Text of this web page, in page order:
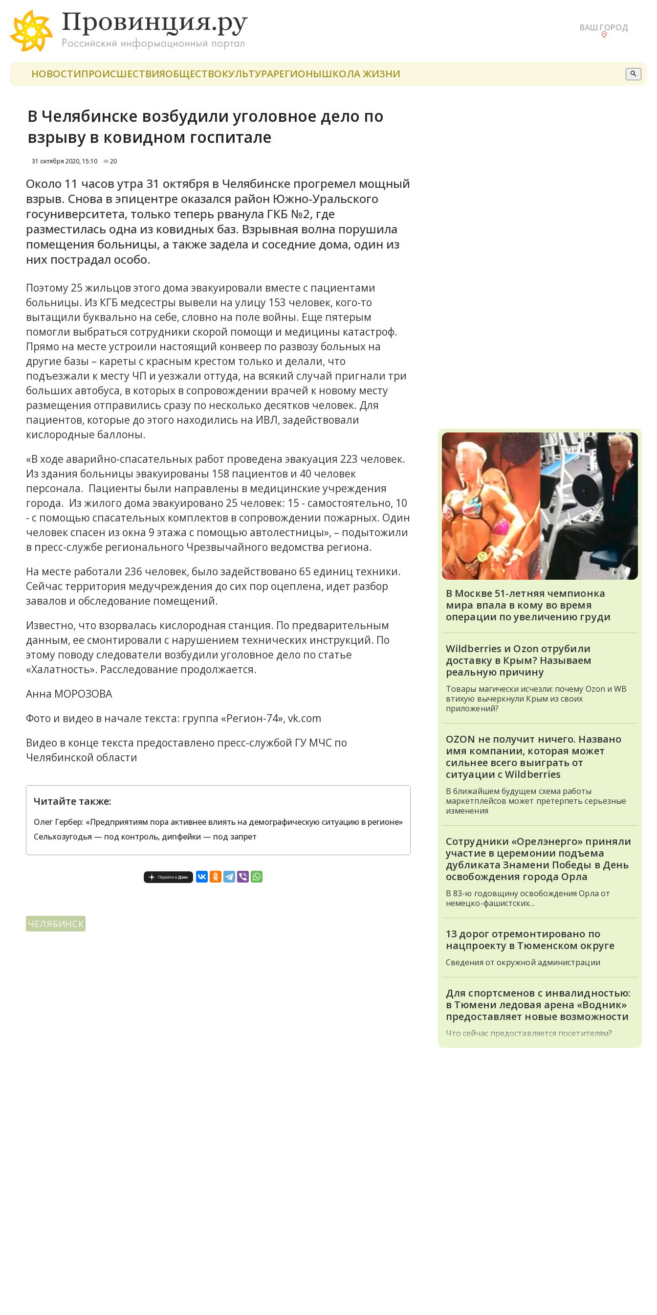
ВАШ ГОРОД
НОВОСТИПРОИСШЕСТВИЯОБЩЕСТВОКУЛЬТУРАРЕГИОНЫШКОЛА ЖИЗНИ
В Челябинске возбудили уголовное дело по
взрыву в ковидном госпитале
31 октября 2020, 15:10 20
Около 11 часов утра 31 октября в Челябинске прогремел мощный
взрыв. Снова в эпицентре оказался район Южно-Уральского
госуниверситета, только теперь рванула ГКБ №2, где
разместилась одна из ковидных баз. Взрывная волна порушила
помещения больницы, а также задела и соседние дома, один из
них пострадал особо.
Поэтому 25 жильцов этого дома эвакуировали вместе с пациентами
больницы. Из КГБ медсестры вывели на улицу 153 человек, кого-то
вытащили буквально на себе, словно на поле войны. Еще пятерым
помогли выбраться сотрудники скорой помощи и медицины катастроф.
Прямо на месте устроили настоящий конвеер по развозу больных на
другие базы – кареты с красным крестом только и делали, что
подъезжали к месту ЧП и уезжали оттуда, на всякий случай пригнали три
больших автобуса, в которых в сопровождении врачей к новому месту
размещения отправились сразу по несколько десятков человек. Для
пациентов, которые до этого находились на ИВЛ, задействовали
кислородные баллоны.
«В ходе аварийно-спасательных работ проведена эвакуация 223 человек.
Из здания больницы эвакуированы 158 пациентов и 40 человек
персонала. Пациенты были направлены в медицинские учреждения
города. Из жилого дома эвакуировано 25 человек: 15 - самостоятельно, 10
- с помощью спасательных комплектов в сопровождении пожарных. Один
человек спасен из окна 9 этажа с помощью автолестницы», – подытожили
в пресс-службе регионального Чрезвычайного ведомства региона.
На месте работали 236 человек, было задействовано 65 единиц техники.
Сейчас территория медучреждения до сих пор оцеплена, идет разбор
завалов и обследование помещений.
Известно, что взорвалась кислородная станция. По предварительным
данным, ее смонтировали с нарушением технических инструкций. По
этому поводу следователи возбудили уголовное дело по статье
«Халатность». Расследование продолжается.
Анна МОРОЗОВА
Фото и видео в начале текста: группа «Регион-74», vk.com
Видео в конце текста предоставлено пресс-службой ГУ МЧС по
Челябинской области
Читайте также:
Олег Гербер: «Предприятиям пора активнее влиять на демографическую ситуацию в регионе»
Сельхозугодья — под контроль, дипфейки — под запрет
ЧЕЛЯБИНСК
В Москве 51-летняя чемпионка
мира впала в кому во время
операции по увеличению груди
Wildberries и Ozon отрубили
доставку в Крым? Называем
реальную причину
Товары магически исчезли: почему Ozon и WB
втихую вычеркнули Крым из своих
приложений?
OZON не получит ничего. Названо
имя компании, которая может
сильнее всего выиграть от
ситуации с Wildberries
В ближайшем будущем схема работы
маркетплейсов может претерпеть серьезные
изменения
Сотрудники «Орелэнерго» приняли
участие в церемонии подъема
дубликата Знамени Победы в День
освобождения города Орла
В 83-ю годовщину освобождения Орла от
немецко-фашистских...
13 дорог отремонтировано по
нацпроекту в Тюменском округе
Сведения от окружной администрации
Для спортсменов с инвалидностью:
в Тюмени ледовая арена «Водник»
предоставляет новые возможности
Что сейчас предоставляется посетителям?